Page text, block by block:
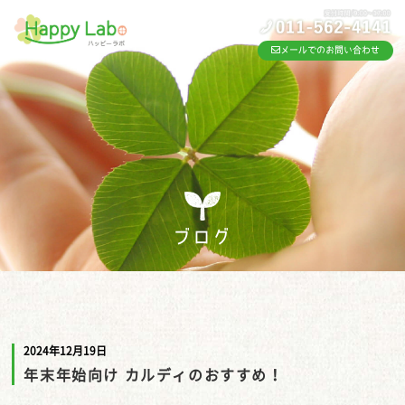
メールでのお問い合わせ
ブログ
2024年12月19日
年末年始向け カルディのおすすめ！